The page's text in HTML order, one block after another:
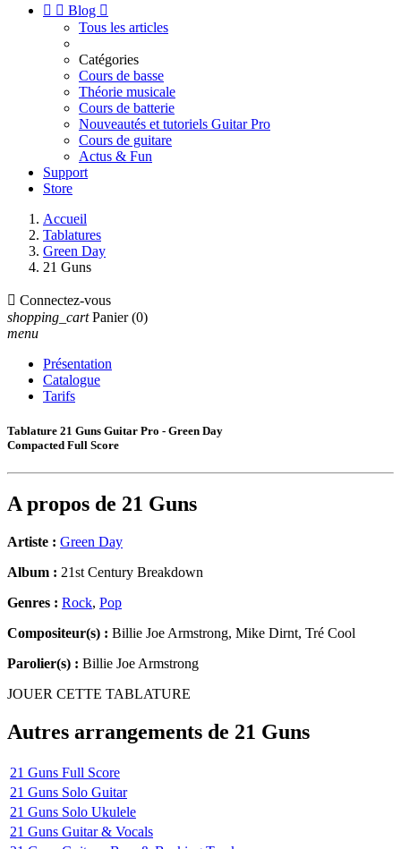
  Blog 
Tous les articles
Catégories
Cours de basse
Théorie musicale
Cours de batterie
Nouveautés et tutoriels Guitar Pro
Cours de guitare
Actus & Fun
Support
Store
Accueil
Tablatures
Green Day
21 Guns
 Connectez-vous
shopping_cart Panier (0)
menu
Présentation
Catalogue
Tarifs
Tablature 21 Guns Guitar Pro - Green Day
Compacted Full Score
A propos de 21 Guns
Artiste : Green Day
Album : 21st Century Breakdown
Genres : Rock, Pop
Compositeur(s) : Billie Joe Armstrong, Mike Dirnt, Tré Cool
Parolier(s) : Billie Joe Armstrong
JOUER CETTE TABLATURE
Autres arrangements de 21 Guns
21 Guns Full Score
21 Guns Solo Guitar
21 Guns Solo Ukulele
21 Guns Guitar & Vocals